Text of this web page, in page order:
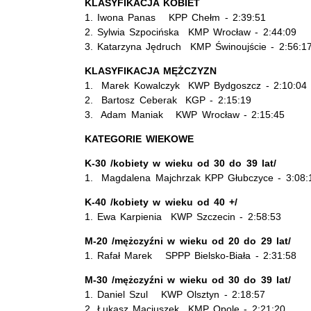
KLASYFIKACJA KOBIET
1. Iwona Panas KPP Chełm - 2:39:51
2. Sylwia Szpocińska KMP Wrocław - 2:44:09
3. Katarzyna Jędruch KMP Świnoujście -
KLASYFIKACJA MĘŻCZYZN
1. Marek Kowalczyk KWP Bydgoszcz - 2:10:04
2. Bartosz Ceberak KGP - 2:15:19
3. Adam Maniak KWP Wrocław - 2:15:45
KATEGORIE WIEKOWE
K-30 /kobiety w wieku od 30 do 39 lat/
1. Magdalena Majchrzak KPP Głubczyce -
K-40 /kobiety w wieku od 40 +/
1. Ewa Karpienia KWP Szczecin - 2:58:53
M-20 /mężczyźni w wieku od 20 do 29 lat/
1. Rafał Marek SPPP Bielsko-Biała - 2:31:58
M-30 /mężczyźni w wieku od 30 do 39 lat/
1. Daniel Szul KWP Olsztyn - 2:18:57